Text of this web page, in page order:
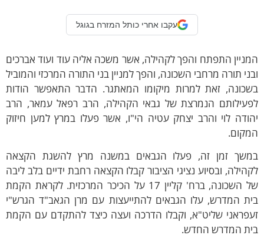
עקבו אחרי כותל המזרח בגוגל
התפתח והפך לקהילה, אשר משכה אליה עוד ועוד אברכים
תורה מרחבי השכונה, והפך למניין בני התורה המרכזי והמוביל
זאת למרות מיקומו המאתגר. הדבר התאפשר הודות
הנמרצת של גבאי הקהילה, הרב רפאל עמאר, הרב
לוי והרב יצחק עטיה הי"ו, אשר פעלו במרץ למען חיזוק
זמן זה, פעלו הגבאים במשנה מרץ להשגת הקצאה
ובסיוע נציגי הציבור קבלו הקצאה רחבת ידיים בלב ליבה
של השכונה, ברח' קליין 17 על הכיכר המרכזית. לקראת הקמת
המדרש, עלו הגבאים להתייעצות עם מרן הגאב"ד הגרש"י
שליט"א, וקבלו הדרכה ועצה כיצד להתקדם עם הקמת
המדרש החדש.